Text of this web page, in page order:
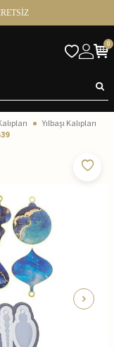
0
Yılbaşı Kalıpları